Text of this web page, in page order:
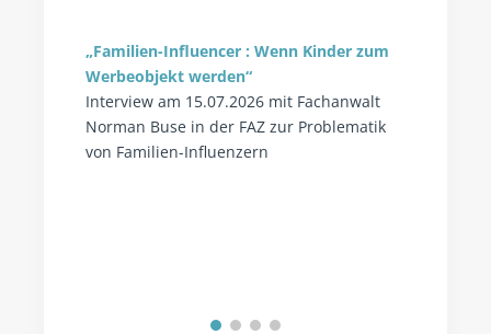
„Familien-Influencer : Wenn Kinder zum
Werbeobjekt werden“
Interview am 15.07.2026 mit Fachanwalt
Norman Buse in der FAZ zur Problematik
von Familien-Influenzern